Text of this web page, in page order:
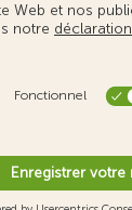
d’utilisation –
Gestion des